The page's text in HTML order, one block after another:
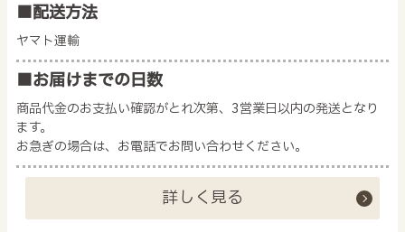
■配送方法
ヤマト運輸
■お届けまでの日数
商品代金のお支払い確認がとれ次第、3営業日以内の発送となり
ます。
お急ぎの場合は、お電話でお問い合わせください。
詳しく見る